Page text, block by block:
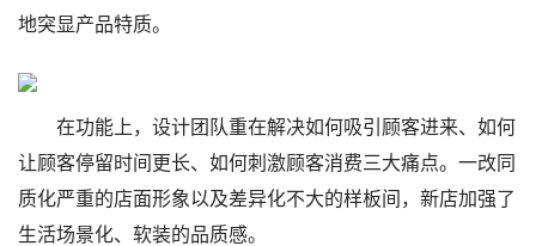
地突显产品特质。
在功能上，设计团队重在解决如何吸引顾客进来、如何
让顾客停留时间更长、如何刺激顾客消费三大痛点。一改同
质化严重的店面形象以及差异化不大的样板间，新店加强了
生活场景化、软装的品质感。